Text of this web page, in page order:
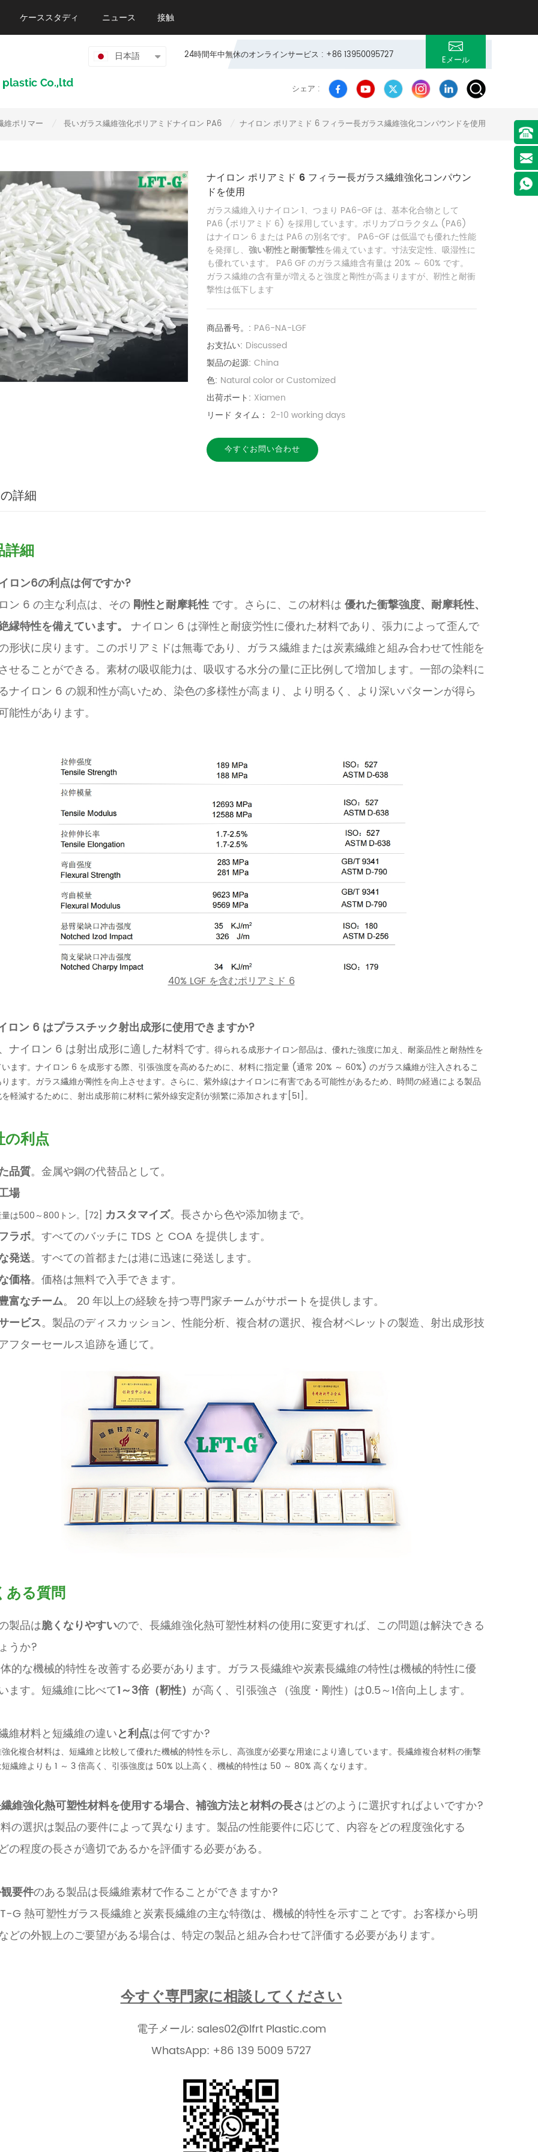
ケーススタディ ニュース 接触
24時間年中無休のオンラインサービス : +86 13950095727 Eメール
日本語
シェア :
維ポリマー 長いガラス繊維強化ポリアミドナイロン PA6 ナイロン ポリアミド 6 フィラー長ガラス繊維強化コンパウンドを使用
ナイロン ポリアミド 6 フィラー長ガラス繊維強化コンパウン
ドを使用
ガラス繊維入りナイロン 1、つまり PA6-GF は、基本化合物として
PA6 (ポリアミド 6) を採用しています。ポリカプロラクタム (PA6)
はナイロン 6 または PA6 の別名です。 PA6-GF は低温でも優れた性能
を発揮し、強い靭性と耐衝撃性を備えています。寸法安定性、吸湿性に
も優れています。 PA6 GF のガラス繊維含有量は 20% ～ 60% です。
ガラス繊維の含有量が増えると強度と剛性が高まりますが、靭性と耐衝
撃性は低下します
商品番号。: PA6-NA-LGF
お支払い: Discussed
製品の起源: China
色: Natural color or Customized
出荷ポート: Xiamen
リード タイム： 2-10 working days
今すぐお問い合わせ
詳細
詳細
ロン6の利点は何ですか?
ン 6 の主な利点は、その 剛性と耐摩耗性 です。さらに、この材料は 優れた衝撃強度、耐摩耗性、
縁特性を備えています。 ナイロン 6 は弾性と耐疲労性に優れた材料であり、張力によって歪んで
形状に戻ります。このポリアミドは無毒であり、ガラス繊維または炭素繊維と組み合わせて性能を
せることができる。素材の吸収能力は、吸収する水分の量に正比例して増加します。一部の染料に
ナイロン 6 の親和性が高いため、染色の多様性が高まり、より明るく、より深いパターンが得ら
能性があります。
40% LGF を含むポリアミド 6
ロン 6 はプラスチック射出成形に使用できますか?
ナイロン 6 は射出成形に適した材料です。得られる成形ナイロン部品は、優れた強度に加え、耐薬品性と耐熱性を
ます。ナイロン 6 を成形する際、引張強度を高めるために、材料に指定量 (通常 20% ～ 60%) のガラス繊維が注入されるこ
ます。ガラス繊維が剛性を向上させます。さらに、紫外線はナイロンに有害である可能性があるため、時間の経過による製品
軽減するために、射出成形前に材料に紫外線安定剤が頻繁に添加されます[51]。
の利点
品質。金属や鋼の代替品として。
場
量は500～800トン。[72] カスタマイズ。長さから色や添加物まで。
ラボ。すべてのバッチに TDS と COA を提供します。
発送。すべての首都または港に迅速に発送します。
価格。価格は無料で入手できます。
富なチーム。 20 年以上の経験を持つ専門家チームがサポートを提供します。
ービス。製品のディスカッション、性能分析、複合材の選択、複合材ペレットの製造、射出成形技
フターセールス追跡を通じて。
ある質問
製品は脆くなりやすいので、長繊維強化熱可塑性材料の使用に変更すれば、この問題は解決できる
うか?
的な機械的特性を改善する必要があります。ガラス長繊維や炭素長繊維の特性は機械的特性に優
ます。短繊維に比べて1～3倍（靭性） が高く、引張強さ（強度・剛性）は0.5～1倍向上します。
維材料と短繊維の違いと利点は何ですか?
化複合材料は、短繊維と比較して優れた機械的特性を示し、高強度が必要な用途により適しています。長繊維複合材料の衝撃
繊維よりも 1 ～ 3 倍高く、引張強度は 50% 以上高く、機械的特性は 50 ～ 80% 高くなります。
維強化熱可塑性材料を使用する場合、補強方法と材料の長さはどのように選択すればよいですか?
の選択は製品の要件によって異なります。製品の性能要件に応じて、内容をどの程度強化する
の程度の長さが適切であるかを評価する必要がある。
要件のある製品は長繊維素材で作ることができますか?
G 熱可塑性ガラス長繊維と炭素長繊維の主な特徴は、機械的特性を示すことです。お客様から明
どの外観上のご要望がある場合は、特定の製品と組み合わせて評価する必要があります。
今すぐ専門家に相談してください
電子メール: sales02@lfrt Plastic.com
WhatsApp: +86 139 5009 5727